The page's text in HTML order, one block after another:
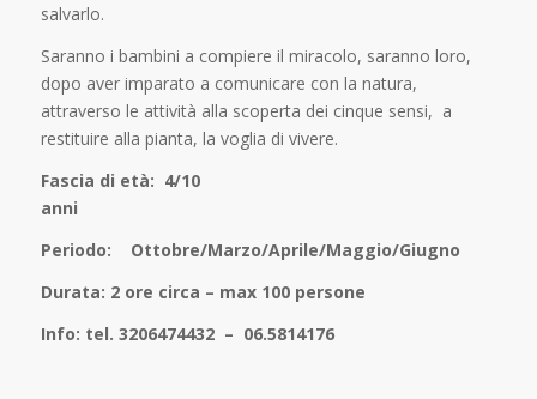
salvarlo.
Saranno i bambini a compiere il miracolo, saranno loro,
dopo aver imparato a comunicare con la natura,
attraverso le attività alla scoperta dei cinque sensi, a
restituire alla pianta, la voglia di vivere.
Fascia di età: 4/10
Periodo: Ottobre/Marzo/Aprile/Maggio/Giugno
Durata: 2 ore circa – max 100 persone
Info: tel. 3206474432 – 06.5814176